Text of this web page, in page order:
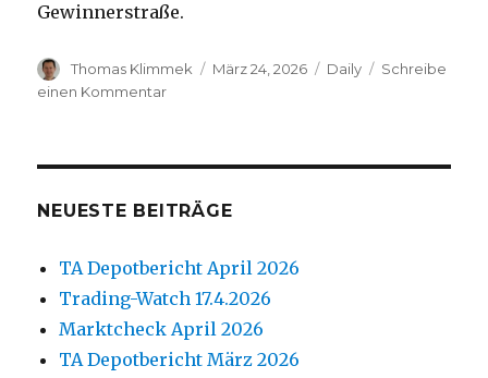
Gewinnerstraße.
Autor
Thomas Klimmek
Veröffentlicht
März 24, 2026 Kategorien
Daily
Schreibe
einen Kommentarzu
NEUESTE BEITRÄGE
TA Depotbericht April 2026
Trading-Watch 17.4.2026
Marktcheck April 2026
TA Depotbericht März 2026